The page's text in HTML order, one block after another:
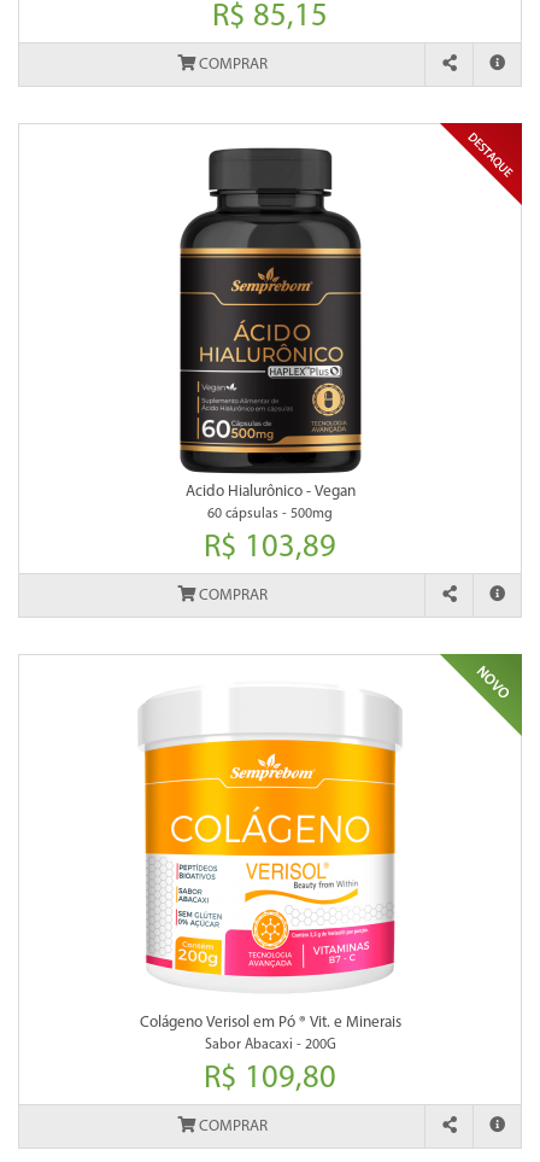
R$ 85,15
COMPRAR
Acido Hialurônico - Vegan
60 cápsulas - 500mg
R$ 103,89
COMPRAR
Colágeno Verisol em Pó ® Vit. e Minerais
Sabor Abacaxi - 200G
R$ 109,80
COMPRAR